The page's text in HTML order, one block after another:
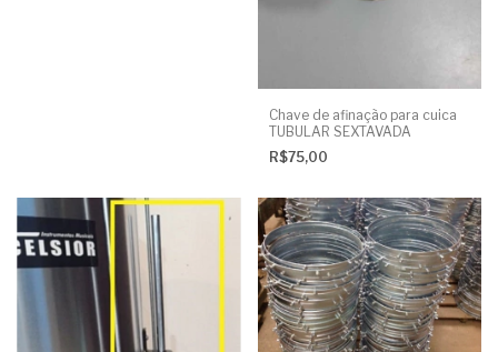
Chave de afinação para cuica
TUBULAR SEXTAVADA
R$75,00